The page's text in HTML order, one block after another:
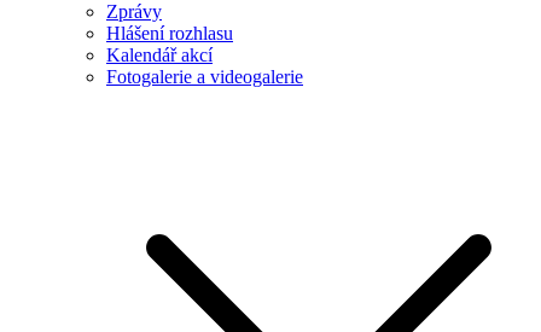
Zprávy
Hlášení rozhlasu
Kalendář akcí
Fotogalerie a videogalerie